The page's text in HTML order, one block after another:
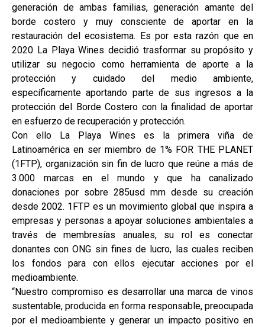
generación de ambas familias, generación amante del
borde costero y muy consciente de aportar en la
restauración del ecosistema. Es por esta razón que en
2020 La Playa Wines decidió trasformar su propósito y
utilizar su negocio como herramienta de aporte a la
protección y cuidado del medio ambiente,
específicamente aportando parte de sus ingresos a la
protección del Borde Costero con la finalidad de aportar
en esfuerzo de recuperación y protección.
Con ello La Playa Wines es la primera viña de
Latinoamérica en ser miembro de 1% FOR THE PLANET
(1FTP), organización sin fin de lucro que reúne a más de
3.000 marcas en el mundo y que ha canalizado
donaciones por sobre 285usd mm desde su creación
desde 2002. 1FTP es un movimiento global que inspira a
empresas y personas a apoyar soluciones ambientales a
través de membresías anuales, su rol es conectar
donantes con ONG sin fines de lucro, las cuales reciben
los fondos para con ellos ejecutar acciones por el
medioambiente.
“Nuestro compromiso es desarrollar una marca de vinos
sustentable, producida en forma responsable, preocupada
por el medioambiente y generar un impacto positivo en